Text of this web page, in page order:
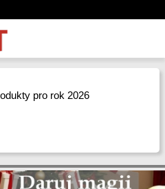
pro rok 2026